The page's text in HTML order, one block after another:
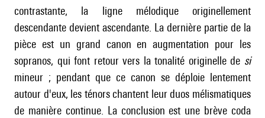
contrastante, la ligne mélodique originellement
descendante devient ascendante. La dernière partie de la
pièce est un grand canon en augmentation pour les
sopranos, qui font retour vers la tonalité originelle de si
mineur ; pendant que ce canon se déploie lentement
autour d'eux, les ténors chantent leur duos mélismatiques
de manière continue. La conclusion est une brève coda